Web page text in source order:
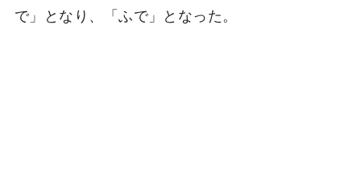
で」となり、「ふで」となった。